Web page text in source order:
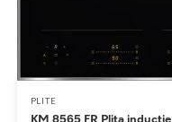
PLITE
KM 8565 FR Plita inductie